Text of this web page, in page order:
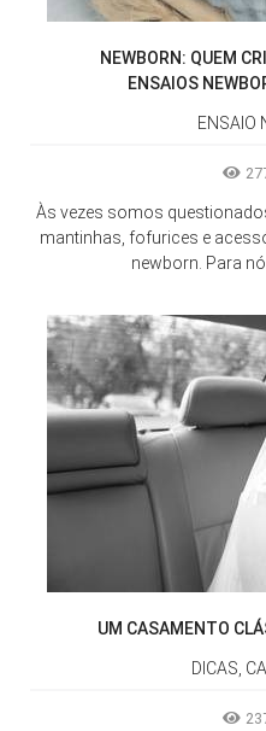
NEWBORN: QUEM
ENSAIOS
ENSAIO
Às vezes somos
mantinhas, fofurices e
newborn. Para
UM CASAMENTO
DICAS,